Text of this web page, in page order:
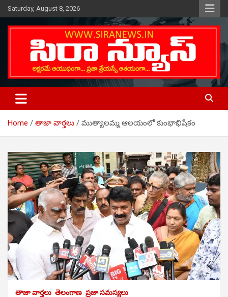
Skip
to
content
Saturday, August 8, 2026
SIRA NEWS
Telugu Online News Daily
Home తాజా వార్తలు ముత్యాలమ్మ ఆలయంలో కుంభాభిషేకం
తాజా వార్తలు తెలంగాణ ప్రజా సమస్యలు